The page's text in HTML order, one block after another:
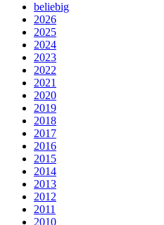
beliebig
2026
2025
2024
2023
2022
2021
2020
2019
2018
2017
2016
2015
2014
2013
2012
2011
2010